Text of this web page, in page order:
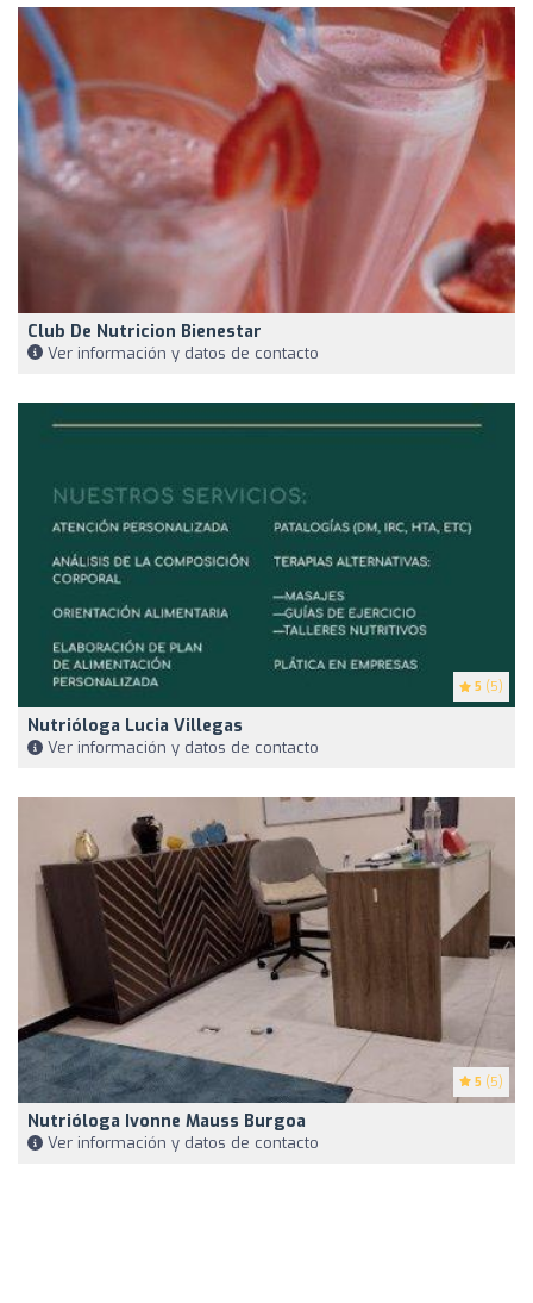
Club De Nutricion Bienestar
Ver información y datos de contacto
5 (5)
Nutrióloga Lucia Villegas
Ver información y datos de contacto
5 (5)
Nutrióloga Ivonne Mauss Burgoa
Ver información y datos de contacto